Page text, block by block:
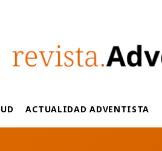
ACTUALIDAD ADVENTISTA